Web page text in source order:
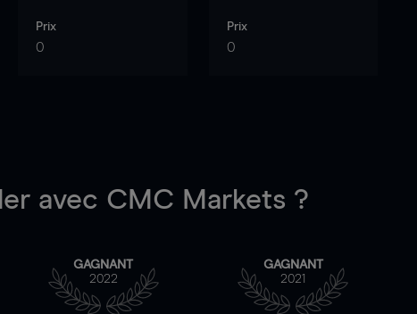
Prix
0
Prix
0
avec CMC Markets ?
GAGNANT
2022
GAGNANT
2021